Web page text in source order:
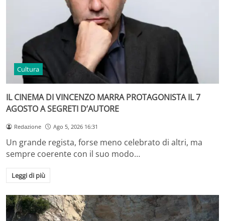
Cultura
IL CINEMA DI VINCENZO MARRA PROTAGONISTA IL 7
AGOSTO A SEGRETI D’AUTORE
Redazione Ago 5, 2026 16:31
Un grande regista, forse meno celebrato di altri, ma
sempre coerente con il suo modo…
Leggi di più